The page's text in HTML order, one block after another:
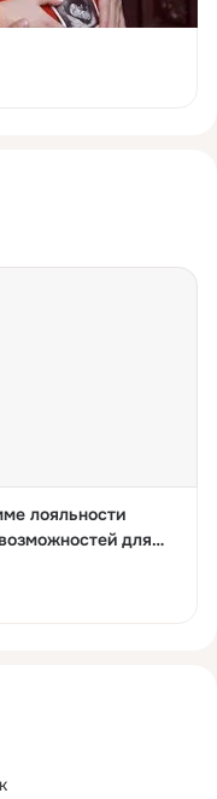
лояльности
для